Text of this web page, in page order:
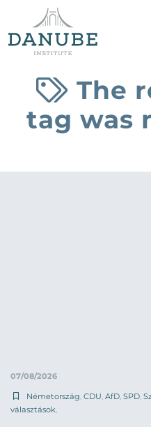
The
tag was
07/08/2026
Németország CDU AfD SPD
választások